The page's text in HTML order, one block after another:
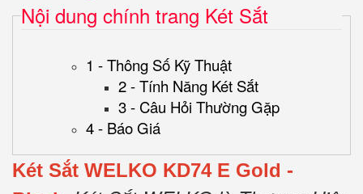
Nội dung chính trang Két Sắt
1 - Thông Số Kỹ Thuật
2 - Tính Năng Két Sắt
3 - Câu Hỏi Thường Gặp
4 - Báo Giá
Két Sắt WELKO KD74 E Gold -